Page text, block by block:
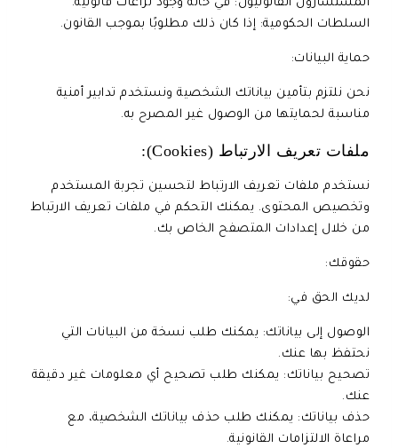
المستشارون القانونيون: في حالة وجود نزاعات قانونية.
السلطات الحكومية: إذا كان ذلك مطلوبًا بموجب القانون.
حماية البيانات:
نحن نلتزم بتأمين بياناتك الشخصية ونستخدم تدابير أمنية
مناسبة لحمايتها من الوصول غير المصرح به.
ملفات تعريف الارتباط (Cookies):
نستخدم ملفات تعريف الارتباط لتحسين تجربة المستخدم
وتخصيص المحتوى. يمكنك التحكم في ملفات تعريف الارتباط
من خلال إعدادات المتصفح الخاص بك.
حقوقك:
لديك الحق في:
الوصول إلى بياناتك: يمكنك طلب نسخة من البيانات التي
نحتفظ بها عنك.
تصحيح بياناتك: يمكنك طلب تصحيح أي معلومات غير دقيقة
عنك.
حذف بياناتك: يمكنك طلب حذف بياناتك الشخصية، مع
مراعاة الالتزامات القانونية.